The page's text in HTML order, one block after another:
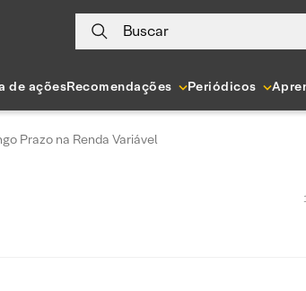
Buscar
de açõesRecomendações Periódicos
Prazo na Renda Variável